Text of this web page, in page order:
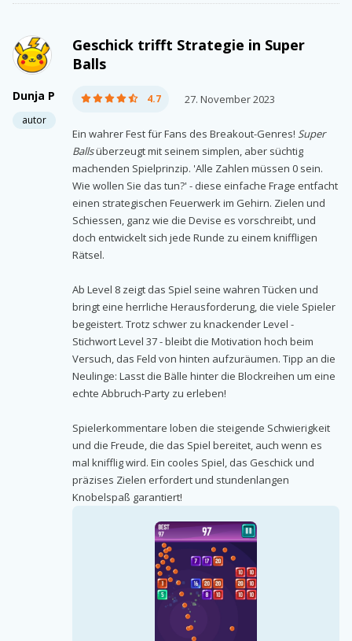
Dunja P
autor
Geschick trifft Strategie in Super
Balls
4.7 27. November 2023
Ein wahrer Fest für Fans des Breakout-Genres! Super
Ballsüberzeugt mit seinem simplen, aber süchtig
machenden Spielprinzip. 'Alle Zahlen müssen 0 sein.
Wie wollen Sie das tun?' - diese einfache Frage entfacht
einen strategischen Feuerwerk im Gehirn. Zielen und
Schiessen, ganz wie die Devise es vorschreibt, und
doch entwickelt sich jede Runde zu einem kniffligen
Rätsel.
Ab Level 8 zeigt das Spiel seine wahren Tücken und
bringt eine herrliche Herausforderung, die viele Spieler
begeistert. Trotz schwer zu knackender Level -
Stichwort Level 37 - bleibt die Motivation hoch beim
Versuch, das Feld von hinten aufzuräumen. Tipp an die
Neulinge: Lasst die Bälle hinter die Blockreihen um eine
echte Abbruch-Party zu erleben!
Spielerkommentare loben die steigende Schwierigkeit
und die Freude, die das Spiel bereitet, auch wenn es
mal knifflig wird. Ein cooles Spiel, das Geschick und
präzises Zielen erfordert und stundenlangen
Knobelspaß garantiert!